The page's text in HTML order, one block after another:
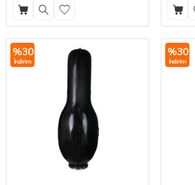
%30
İndirim
%30
İndirim